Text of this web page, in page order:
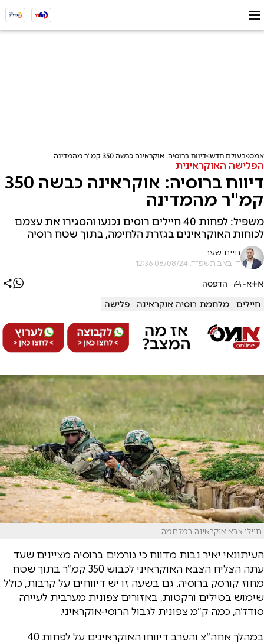
אמס בעולם חדש דיווח ברוסיה: אוקראינה כבשה 350 קמ"ר מהמדינה
הפלישה האוקראינית
דיווח ברוסיה: אוקראינה כבשה 350
קמ"ר מהמדינה
משפיל: לפחות 40 חיילים רוסים נכנעו והסגירו את עצמם
לכוחות האוקראינים בגזרת הלחימה, בתוך שטח רוסיה
חיים שער
ד' באב תשפ"ד, 08/08/24 12:36
א+א- הדפסה
חיילים מלחמת רוסיה אוקראינה פלישה
חיילי צבא אוקראינה במלחמה
העיתונאי יאיר נבות מדווח כי גורמים ברוסיה מציינים שעד
עתה הצליח הצבא האוקראיני לכבוש 350 קמ״ר בתוך שטח
מחוז קורסק ברוסיה. גם בשעה זו יש דיווחים על קרבות, כולל
שימוש בטילים ורקטות, באזורים צפונית מערבית לעיירה
סודז׳ה, כמה ק״מ צפונית לגבול הרוסי-אוקראיני.
במהלך אחה״צ והערב דיווחו האוקראינים על ‏לפחות 40